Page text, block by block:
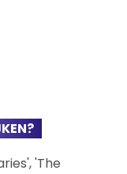
'The